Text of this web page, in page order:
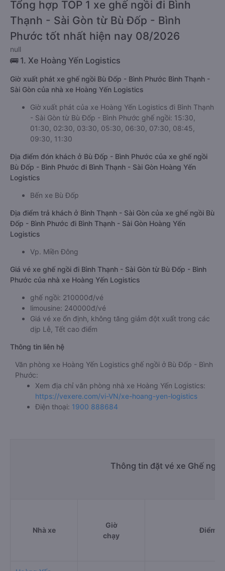
Tổng hợp TOP 1 xe ghế ngồi đi Bình
Thạnh - Sài Gòn từ Bù Đốp - Bình
Phước tốt nhất hiện nay 08/2026
null
🚌 1. Xe Hoàng Yến Logistics
Giờ xuất phát xe ghế ngồi Bù Đốp - Bình Phước Bình Thạnh -
Sài Gòn của nhà xe Hoàng Yến Logistics
Giờ xuất phát của xe Hoàng Yến Logistics đi Bình Thạnh
- Sài Gòn từ Bù Đốp - Bình Phước ghế ngồi: 15:30,
01:30, 02:30, 03:30, 05:30, 06:30, 07:30, 08:45,
09:30, 11:30
Địa điểm đón khách ở Bù Đốp - Bình Phước của xe ghế ngồi
Bù Đốp - Bình Phước đi Bình Thạnh - Sài Gòn Hoàng Yến
Logistics
Bến xe Bù Đốp
Địa điểm trả khách ở Bình Thạnh - Sài Gòn của xe ghế ngồi Bù
Đốp - Bình Phước đi Bình Thạnh - Sài Gòn Hoàng Yến
Logistics
Vp. Miền Đông
Giá vé xe ghế ngồi đi Bình Thạnh - Sài Gòn từ Bù Đốp - Bình
Phước của nhà xe Hoàng Yến Logistics
ghế ngồi: 210000đ/vé
limousine: 240000đ/vé
Giá vé xe ổn định, không tăng giảm đột xuất trong các
dịp Lễ, Tết cao điểm
Thông tin liên hệ
Văn phòng xe Hoàng Yến Logistics ghế ngồi ở Bù Đốp - Bình
Phước:
Xem địa chỉ văn phòng nhà xe Hoàng Yến Logistics:
https://vexere.com/vi-VN/xe-hoang-yen-logistics
Điện thoại: 1900 888684
Thông tin đặt vé xe Ghế
Nhà xe
Giờ
chạy
Điểm đi